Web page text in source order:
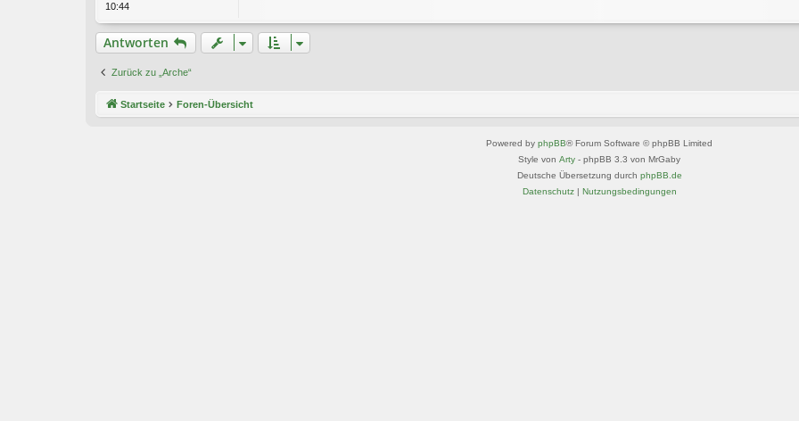
10:44
Antworten
Zurück zu „Arche“
Startseite Foren-Übersicht
Powered by phpBB® Forum Software © phpBB Limited
Style von Arty - phpBB 3.3 von MrGaby
Deutsche Übersetzung durch phpBB.de
Datenschutz| Nutzungsbedingungen